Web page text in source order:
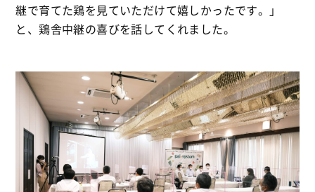
継で育てた鶏を見ていただけて嬉しかったです。」
と、鶏舎中継の喜びを話してくれました。